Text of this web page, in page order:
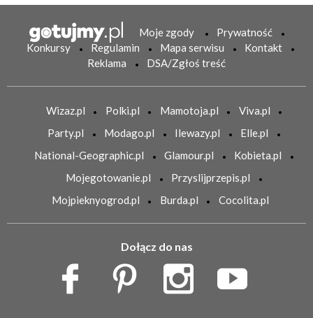
Moje zgody
Prywatność
Konkursy
Regulamin Mapa serwisu
Kontakt
Reklama
DSA/Zgłoś treść
Wizaz.pl Polki.pl Mamotoja.pl
Viva.pl
Party.pl
Modago.pl Ilewazy.pl
Elle.pl
National-Geographic.pl
Glamour.pl
Kobieta.pl
Mojegotowanie.pl
Przyslijprzepis.pl
Mojpieknyogrod.pl
Burda.pl Cocolita.pl
Dołącz do nas